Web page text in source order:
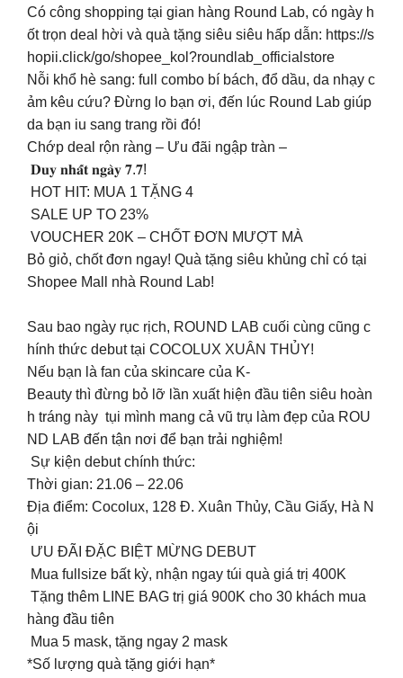
Có công shopping tại gian hàng Round Lab, có ngày h
ốt trọn deal hời và quà tặng siêu siêu hấp dẫn: https://s
hopii.click/go/shopee_kol?roundlab_officialstore​
Nỗi khổ hè sang: full combo bí bách, đổ dầu, da nhạy c
ảm kêu cứu? Đừng lo bạn ơi, đến lúc Round Lab giúp
da bạn iu sang trang rồi đó! ️​
Chớp deal rộn ràng – Ưu đãi ngập tràn –
𝐃𝐮𝐲 𝐧𝐡𝐚̂́𝐭 𝐧𝐠𝐚̀𝐲 𝟕.𝟕!​
HOT HIT: MUA 1 TẶNG 4​
SALE UP TO 23%​
️ VOUCHER 20K – CHỐT ĐƠN MƯỢT MÀ​
Bỏ giỏ, chốt đơn ngay! Quà tặng siêu khủng chỉ có tại
Shopee Mall nhà Round Lab! ​
Sau bao ngày rục rịch, ROUND LAB cuối cùng cũng c
hính thức debut tại COCOLUX XUÂN THỦY!
Nếu bạn là fan của skincare của K-
Beauty thì đừng bỏ lỡ lần xuất hiện đầu tiên siêu hoàn
h tráng này tụi mình mang cả vũ trụ làm đẹp của ROU
ND LAB đến tận nơi để bạn trải nghiệm!
Sự kiện debut chính thức:
Thời gian: 21.06 – 22.06
Địa điểm: Cocolux, 128 Đ. Xuân Thủy, Cầu Giấy, Hà N
ội
ƯU ĐÃI ĐẶC BIỆT MỪNG DEBUT
Mua fullsize bất kỳ, nhận ngay túi quà giá trị 400K
Tặng thêm LINE BAG trị giá 900K cho 30 khách mua
hàng đầu tiên
Mua 5 mask, tặng ngay 2 mask
*Số lượng quà tặng giới hạn*